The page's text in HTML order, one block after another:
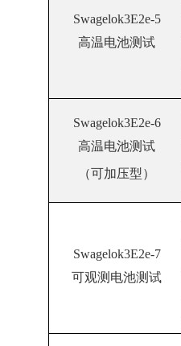
Swagelok3E2e-5
高温电池测试
Swagelok3E2e-6
高温电池测试
（可加压型）
Swagelok3E2e-7
可观测电池测试